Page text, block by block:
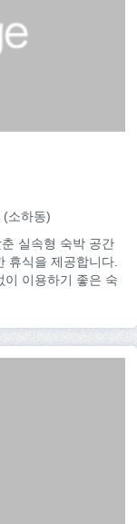
(소하동)
실속형 숙박 공간
휴식을 제공합니다.
이 이용하기 좋은 숙